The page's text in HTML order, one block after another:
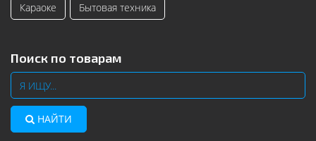
Караоке
Бытовая техника
Поиск по товарам
НАЙТИ